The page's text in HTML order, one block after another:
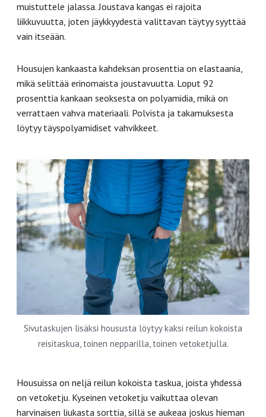
muistuttele jalassa. Joustava kangas ei rajoita
liikkuvuutta, joten jäykkyydestä valittavan täytyy syyttää
vain itseään.
Housujen kankaasta kahdeksan prosenttia on elastaania,
mikä selittää erinomaista joustavuutta. Loput 92
prosenttia kankaan seoksesta on polyamidia, mikä on
verrattaen vahva materiaali. Polvista ja takamuksesta
löytyy täyspolyamidiset vahvikkeet.
Sivutaskujen lisäksi housusta löytyy kaksi reilun kokoista
reisitaskua, toinen nepparilla, toinen vetoketjulla.
Housuissa on neljä reilun kokoista taskua, joista yhdessä
on vetoketju. Kyseinen vetoketju vaikuttaa olevan
harvinaisen liukasta sorttia, sillä se aukeaa joskus hieman